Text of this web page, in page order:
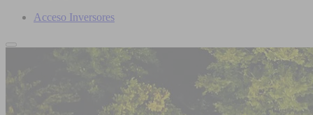
Acceso Inversores